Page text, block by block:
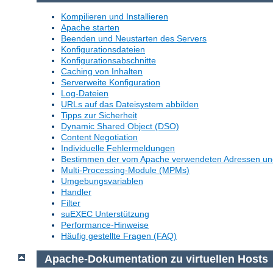
Kompilieren und Installieren
Apache starten
Beenden und Neustarten des Servers
Konfigurationsdateien
Konfigurationsabschnitte
Caching von Inhalten
Serverweite Konfiguration
Log-Dateien
URLs auf das Dateisystem abbilden
Tipps zur Sicherheit
Dynamic Shared Object (DSO)
Content Negotiation
Individuelle Fehlermeldungen
Bestimmen der vom Apache verwendeten Adressen
Multi-Processing-Module (MPMs)
Umgebungsvariablen
Handler
Filter
suEXEC Unterstützung
Performance-Hinweise
Häufig gestellte Fragen (FAQ)
Apache-Dokumentation zu virtuellen Hosts